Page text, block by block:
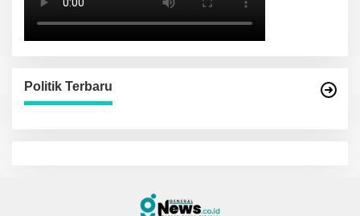
Politik Terbaru